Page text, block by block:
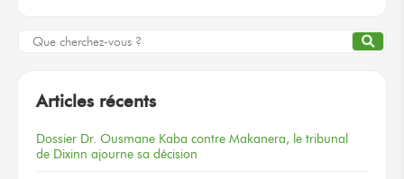
Articles récents
Dossier Dr. Ousmane Kaba contre Makanera, le tribunal
de Dixinn ajourne sa décision